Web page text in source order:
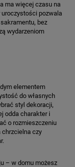
ma więcej czasu na
pozwala
bez
wydarzeniom
elementem
do własnych
styl dekoracji,
odda charakter i
o rozmieszczeniu
chrzcielna czy
– w domu możesz